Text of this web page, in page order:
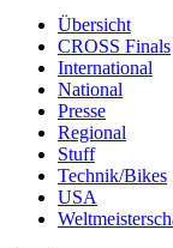
Übersicht
CROSS Finals
International
National
Presse
Regional
Stuff
Technik/Bikes
USA